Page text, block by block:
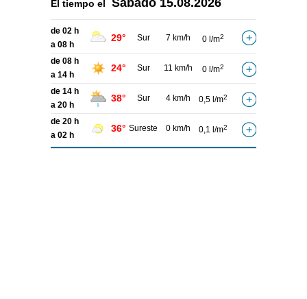
El tiempo el Sábado 15.08.2026
de 02 h
a 08 h
29° Sur 7 km/h 0 l/m2
de 08 h
a 14 h
24° Sur 11 km/h 0 l/m2
de 14 h
a 20 h
38° Sur 4 km/h 0,5 l/m2
de 20 h
a 02 h
36° Sureste 0 km/h 0,1 l/m2